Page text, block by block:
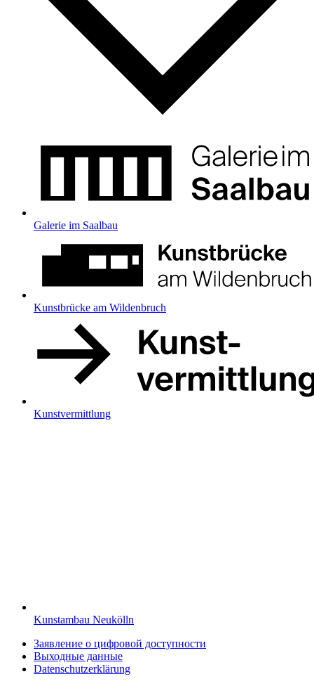
Galerie im Saalbau
Kunstbrücke am Wildenbruch
Kunstvermittlung
Kunstambau Neukölln
Заявление о цифровой доступности
Выходные данные
Datenschutzerklärung